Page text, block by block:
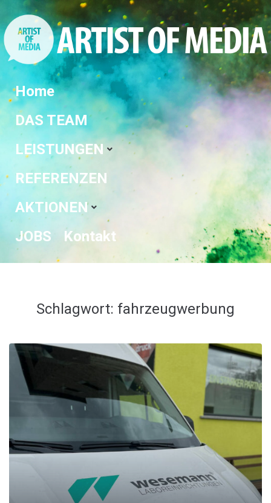
Home
DAS TEAM
LEISTUNGEN
REFERENZEN
AKTIONEN
JOBS
Kontakt
Schlagwort: fahrzeugwerbung